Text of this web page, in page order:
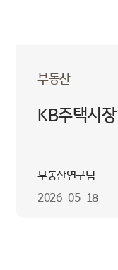
부동산
KB주택시
부동산연구팀
2026-05-18